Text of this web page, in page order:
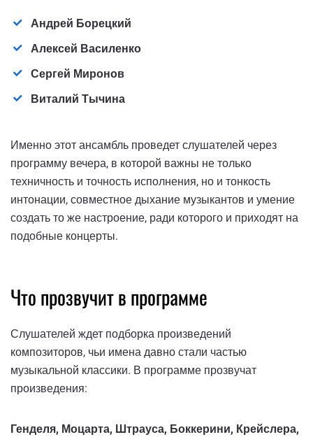
Андрей Борецкий
Алексей Василенко
Сергей Миронов
Виталий Тычина
Именно этот ансамбль проведет слушателей через
программу вечера, в которой важны не только
техничность и точность исполнения, но и тонкость
интонации, совместное дыхание музыкантов и умение
создать то же настроение, ради которого и приходят на
подобные концерты.
Что прозвучит в программе
Слушателей ждет подборка произведений
композиторов, чьи имена давно стали частью
музыкальной классики. В программе прозвучат
произведения:
Генделя, Моцарта, Штрауса, Боккерини, Крейслера,